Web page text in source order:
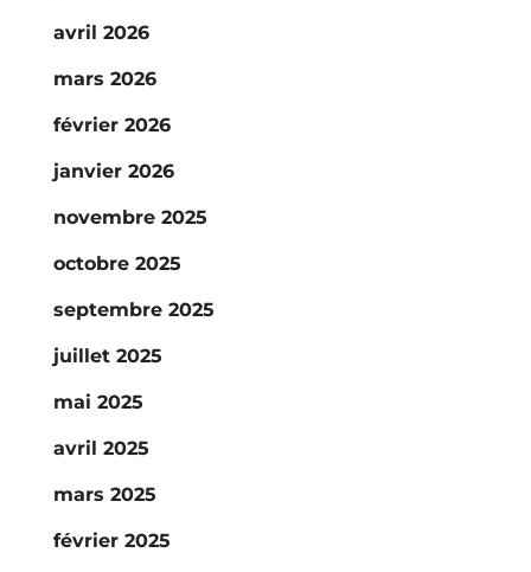
avril 2026
mars 2026
février 2026
janvier 2026
novembre 2025
octobre 2025
septembre 2025
juillet 2025
mai 2025
avril 2025
mars 2025
février 2025